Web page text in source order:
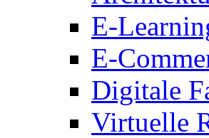
E-
E-
Digitale
Virtuelle